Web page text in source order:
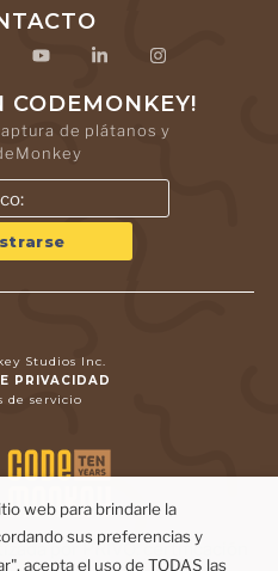
CODEMONKEY!
de plátanos y
Studios Inc.
PRIVACIDAD
de servicio
web para brindarle la
sus preferencias y
acepta el uso de TODAS las